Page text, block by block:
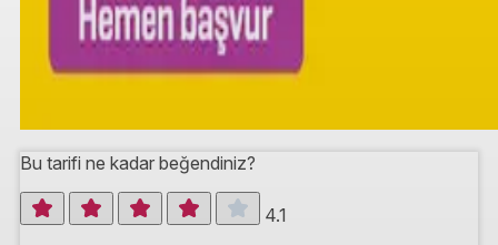
Bu tarifi ne kadar beğendiniz?
4.1